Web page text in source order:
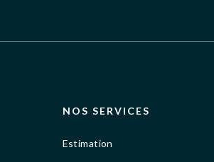
NOS SERVICES
Estimation